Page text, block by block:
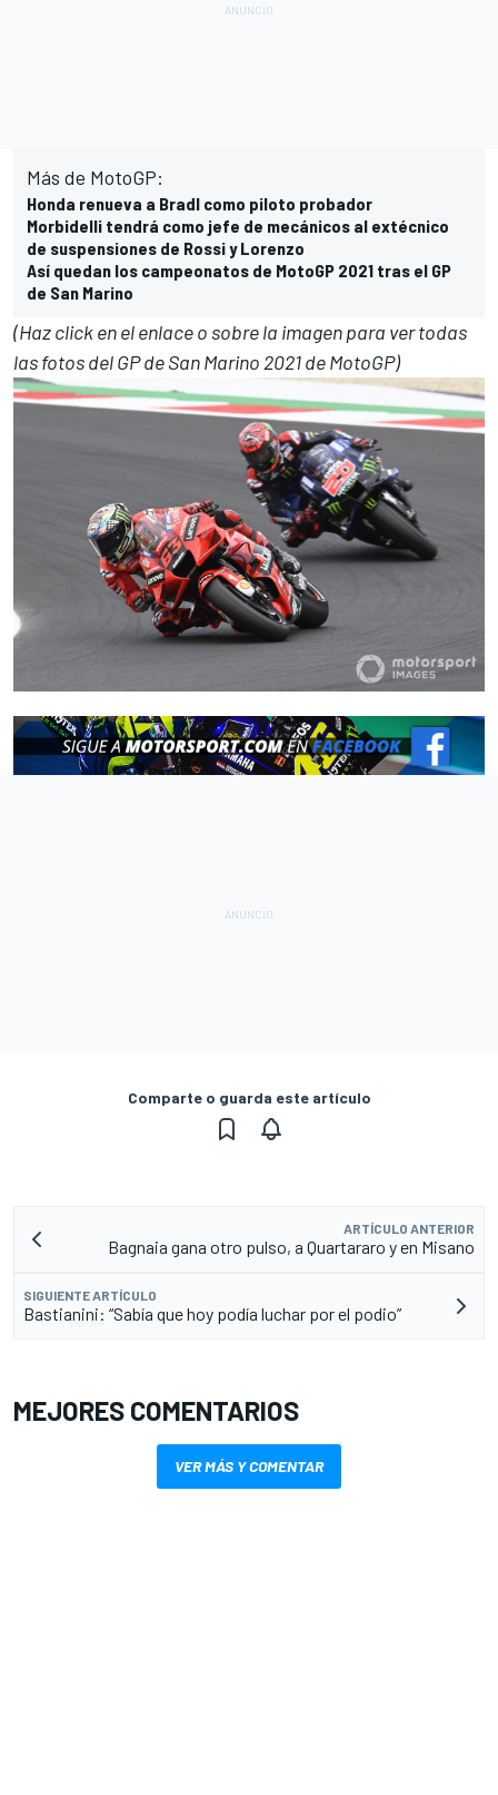
Más de MotoGP:
Honda renueva a Bradl como piloto probador
Morbidelli tendrá como jefe de mecánicos al extécnico
de suspensiones de Rossi y Lorenzo
Así quedan los campeonatos de MotoGP 2021 tras el GP
de San Marino
(Haz click en el enlace o sobre la imagen para ver todas
las fotos del GP de San Marino 2021 de MotoGP)
Comparte o guarda este artículo
ARTÍCULO ANTERIOR
Bagnaia gana otro pulso, a Quartararo y en Misano
SIGUIENTE ARTÍCULO
Bastianini: “Sabía que hoy podía luchar por el podio”
MEJORES COMENTARIOS
VER MÁS Y COMENTAR